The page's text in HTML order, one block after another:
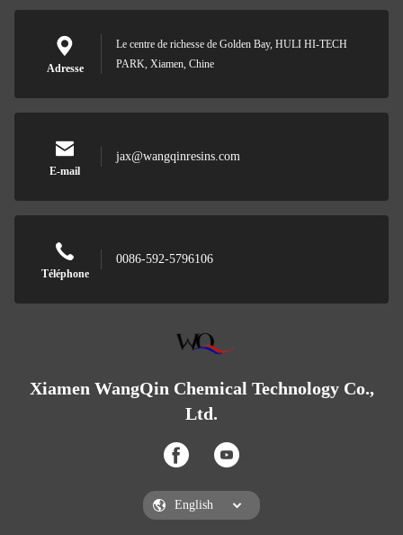
Adresse
Le centre de richesse de Golden Bay, HULI HI-TECH
PARK, Xiamen, Chine
E-mail
jax@wangqinresins.com
Téléphone
0086-592-5796106
Xiamen WangQin Chemical Technology Co.,
Ltd.